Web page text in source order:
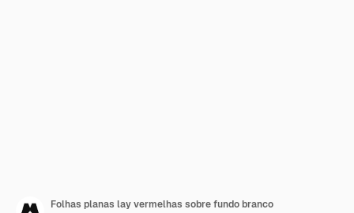
Folhas planas lay vermelhas sobre fundo branco